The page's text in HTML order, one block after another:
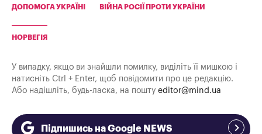
ДОПОМОГА УКРАЇНІ ВІЙНА РОСІЇ ПРОТИ УКРАЇНИ
НОРВЕГІЯ
У випадку, якщо ви знайшли помилку, виділіть її мишкою і
натисніть Ctrl + Enter, щоб повідомити про це редакцію.
Або надішліть, будь-ласка, на пошту editor@mind.ua
Підпишись на Google NEWS